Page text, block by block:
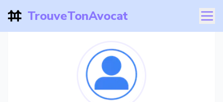
TrouveTonAvocat